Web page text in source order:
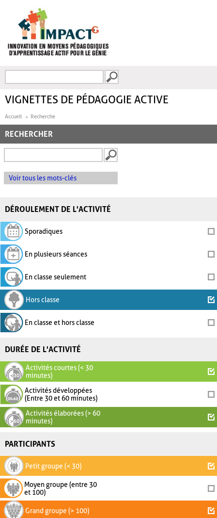
FORMULAIRE DE
VIGNETTES DE PÉDAGOGIE ACTIVE
Accueil Recherche
RECHERCHER
Voir tous les mots-clés
DÉROULEMENT DE L'ACTIVITÉ
Sporadiques
En plusieurs séances
En classe seulement
Hors classe
En classe et hors classe
DURÉE DE L'ACTIVITÉ
Activités courtes (< 30
minutes)
Activités développées
(Entre 30 et 60 minutes)
Activités élaborées (> 60
minutes)
PARTICIPANTS
Petit groupe (< 30)
Moyen groupe (entre 30
et 100)
Grand groupe (> 100)